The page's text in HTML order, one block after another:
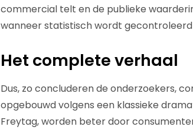
commercial telt en de publieke
wanneer statistisch wordt
Het complete verhaal
Dus, zo concluderen de onderzoekers,
opgebouwd volgens een klassieke
Freytag, worden beter door